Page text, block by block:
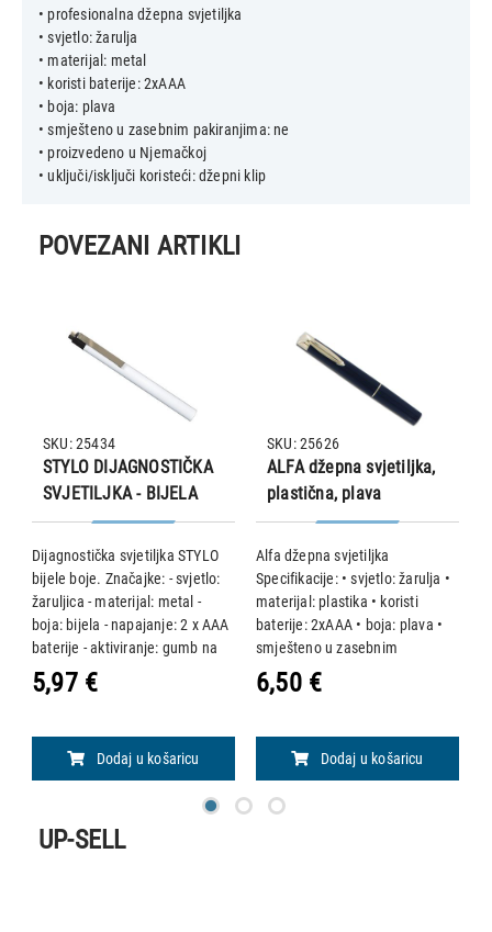
• profesionalna džepna svjetiljka
• svjetlo: žarulja
• materijal: metal
• koristi baterije: 2xAAA
• boja: plava
• smješteno u zasebnim pakiranjima: ne
• proizvedeno u Njemačkoj
POVEZANI ARTIKLI
STYLO DIJAGNOSTIČKA
SVJETILJKA - BIJELA
Dijagnostička svjetiljka STYLO
bijele boje. Značajke: - svjetlo:
žaruljica - materijal: metal -
boja: bijela - napajanje: 2 x AAA
baterije - aktiviranje: gumb na
vrhu svjetiljke
SKU: 25434
5,97 €
Dodaj u košaricu
ALFA džepna svjetiljka,
plastična, plava
Alfa džepna svjetiljka
Specifikacije: • svjetlo: žarulja •
materijal: plastika • koristi
baterije: 2xAAA • boja: plava •
smješteno u zasebnim
pakiranjima • uključi/isključi
koristeći: džepni klip
SKU: 25626
6,50 €
Dodaj u košaricu
UP-SELL